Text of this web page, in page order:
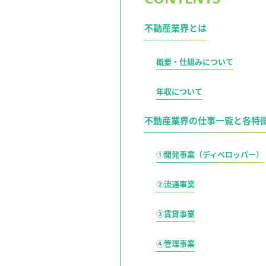
不動産業界とは
概要・仕組みについて
年収について
不動産業界の仕事一覧と各特
①開発事業（ディベロッパー）
②流通事業
③賃貸事業
④管理事業